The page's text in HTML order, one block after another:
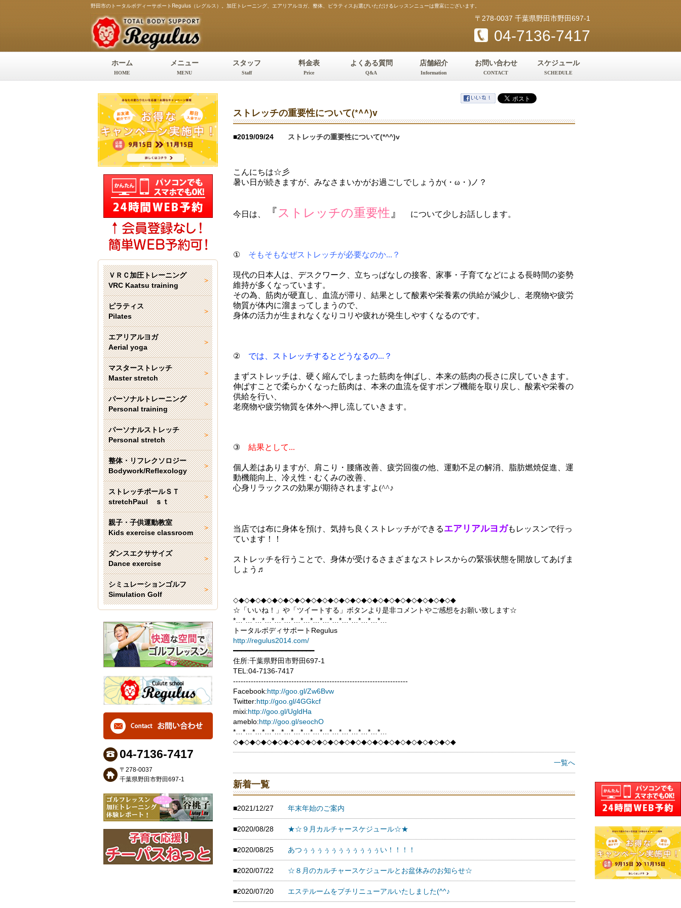
野田市のトータルボディーサポートRegulus（レグルス）。加圧トレーニング、エアリアルヨガ、整体、ピラティスお選びいただけるレッスンニューは豊富にございます。
〒278-0037 千葉県野田市野田697-1
04-7136-7417
ホーム
HOME
メニュー
MENU
スタッフ
Staff
料金表
Price
よくある質問
Q&A
店舗紹介
Information
お問い合わせ
CONTACT
スケジュール
SCHEDULE
ＶＲＣ加圧トレーニング
VRC Kaatsu training
ピラティス
Pilates
エアリアルヨガ
Aerial yoga
マスターストレッチ
Master stretch
パーソナルトレーニング
Personal training
パーソナルストレッチ
Personal stretch
整体・リフレクソロジー
Bodywork/Reflexology
ストレッチポールＳＴ
stretchPaul ｓｔ
親子・子供運動教室
Kids exercise classroom
ダンスエクササイズ
Dance exercise
シミュレーションゴルフ
Simulation Golf
04-7136-7417
〒278-0037
千葉県野田市野田697-1
ストレッチの重要性について(*^^)v
■2019/09/24 ストレッチの重要性について(*^^)v
こんにちは☆彡
暑い日が続きますが、みなさまいかがお過ごしでしょうか(・ω・)ノ？
今日は、 『 ストレッチの重要性 』 について少しお話しします。
① そもそもなぜストレッチが必要なのか...？
現代の日本人は、デスクワーク、立ちっぱなしの接客、家事・子育てなどによる長時間の姿勢
維持が多くなっています。
その為、筋肉が硬直し、血流が滞り、結果として酸素や栄養素の供給が減少し、老廃物や疲労
物質が体内に溜まってしまうので、
身体の活力が生まれなくなりコリや疲れが発生しやすくなるのです。
② では、ストレッチするとどうなるの...？
まずストレッチは、硬く縮んでしまった筋肉を伸ばし、本来の筋肉の長さに戻していきます。
伸ばすことで柔らかくなった筋肉は、本来の血流を促すポンプ機能を取り戻し、酸素や栄養の
供給を行い、
老廃物や疲労物質を体外へ押し流していきます。
③ 結果として...
個人差はありますが、肩こり・腰痛改善、疲労回復の他、運動不足の解消、脂肪燃焼促進、運
動機能向上、冷え性・むくみの改善、
心身リラックスの効果が期待されますよ(^^♪
当店では布に身体を預け、気持ち良くストレッチができるエアリアルヨガもレッスンで行っ
ています！！
ストレッチを行うことで、身体が受けるさまざまなストレスからの緊張状態を開放してあげま
しょう♬
◇◆◇◆◇◆◇◆◇◆◇◆◇◆◇◆◇◆◇◆◇◆◇◆◇◆◇◆◇◆◇◆◇◆◇◆◇◆◇◆
☆「いいね！」や「ツイートする」ボタンより是非コメントやご感想をお願い致します☆
*…*…*…*…*…*…*…*…*…*…*…*…*…*…*…*…
トータルボディサポートRegulus
http://regulus2014.com/
━━━━━━━━━━━━━━━━━━━━
住所:千葉県野田市野田697-1
TEL:04-7136-7417
---------------------------------------------------------------------
Facebook:http://goo.gl/Zw6Bvw
Twitter:http://goo.gl/4GGkcf
mixi:http://goo.gl/UgldHa
ameblo:http://goo.gl/seochO
*…*…*…*…*…*…*…*…*…*…*…*…*…*…*…*…
◇◆◇◆◇◆◇◆◇◆◇◆◇◆◇◆◇◆◇◆◇◆◇◆◇◆◇◆◇◆◇◆◇◆◇◆◇◆◇◆
一覧へ
新着一覧
■2021/12/27 年末年始のご案内
■2020/08/28 ★☆９月カルチャースケジュール☆★
■2020/08/25 あつぅぅぅぅぅぅぅぅぅぅぅい！！！！
■2020/07/22 ☆８月のカルチャースケジュールとお盆休みのお知らせ☆
■2020/07/20 エステルームをプチリニューアルいたしました(^^♪